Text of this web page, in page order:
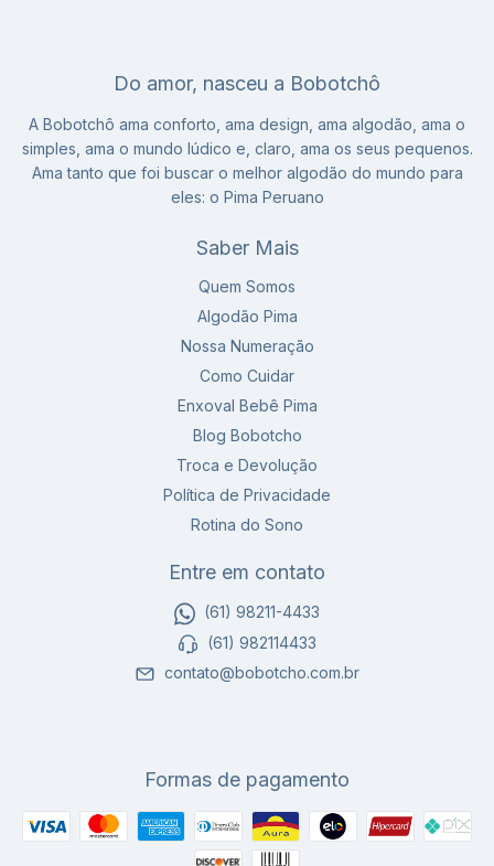
Do amor, nasceu a Bobotchô
A Bobotchô ama conforto, ama design, ama algodão, ama o
simples, ama o mundo lúdico e, claro, ama os seus pequenos.
Ama tanto que foi buscar o melhor algodão do mundo para
eles: o Pima Peruano
Saber Mais
Quem Somos
Algodão Pima
Nossa Numeração
Como Cuidar
Enxoval Bebê Pima
Blog Bobotcho
Troca e Devolução
Política de Privacidade
Rotina do Sono
Entre em contato
(61) 98211-4433
(61) 982114433
contato@bobotcho.com.br
Formas de pagamento